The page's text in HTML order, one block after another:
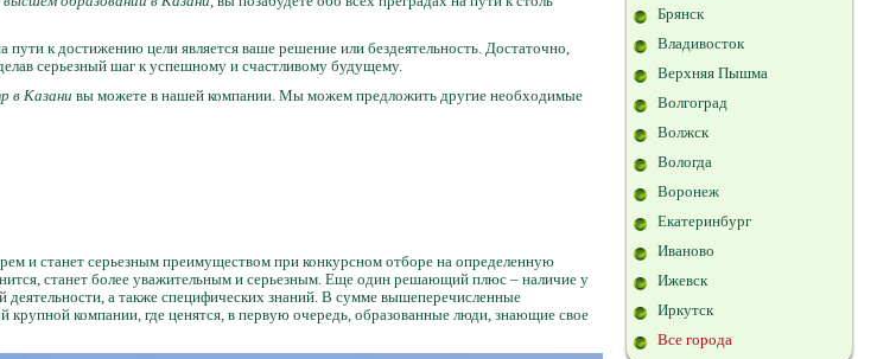
пути к достижению цели является ваше решение или бездеятельность. Достаточно,
серьезный шаг к успешному и счастливому будущему.
в Казани вы можете в нашей компании. Мы можем предложить другие необходимые
и станет серьезным преимуществом при конкурсном отборе на определенную
станет более уважительным и серьезным. Еще один решающий плюс – наличие у
деятельности, а также специфических знаний. В сумме вышеперечисленные
компании, где ценятся, в первую очередь, образованные люди, знающие свое
Брянск
Владивосток
Верхняя Пышма
Волгоград
Волжск
Вологда
Воронеж
Екатеринбург
Иваново
Ижевск
Иркутск
Все города